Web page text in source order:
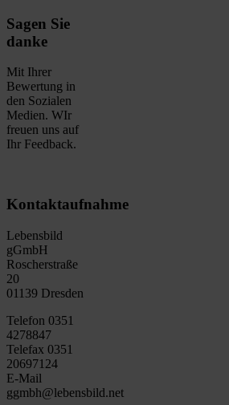
Sagen Sie
danke
Mit Ihrer
Bewertung in
den Sozialen
Medien. WIr
freuen uns auf
Ihr Feedback.
Kontaktaufnahme
Lebensbild
gGmbH
Roscherstraße
20
01139 Dresden
Telefon 0351
4278847
Telefax 0351
20697124
E-Mail
ggmbh@lebensbild.net